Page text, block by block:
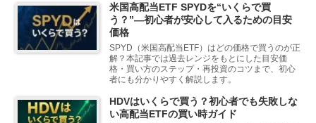
米国高配当ETF SPYDを“いくらで買
う？”―初心者が安心して入るための目安
価格
SPYD（米国高配当ETF）はどの価格で買うのが正
解？本記事では過去レンジをもとにした目安価
格・買い方のステップ・再投資のコツまで、初心
者にも分かりやすく解説します。
HDVはいくらで買う？初心者でも失敗しな
い高配当ETFの買い時ガイド